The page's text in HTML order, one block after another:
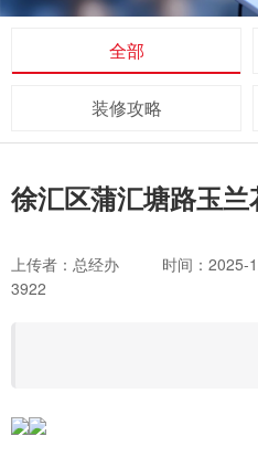
全部
装修攻略
徐汇区蒲汇塘路玉
上传者：总经办 时间：2025-
3922